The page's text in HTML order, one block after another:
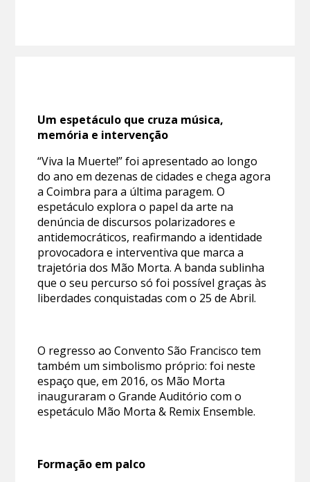
Um espetáculo que cruza música,
memória e intervenção
“Viva la Muerte!” foi apresentado ao longo
do ano em dezenas de cidades e chega agora
a Coimbra para a última paragem. O
espetáculo explora o papel da arte na
denúncia de discursos polarizadores e
antidemocráticos, reafirmando a identidade
provocadora e interventiva que marca a
trajetória dos Mão Morta. A banda sublinha
que o seu percurso só foi possível graças às
liberdades conquistadas com o 25 de Abril.
O regresso ao Convento São Francisco tem
também um simbolismo próprio: foi neste
espaço que, em 2016, os Mão Morta
inauguraram o Grande Auditório com o
espetáculo Mão Morta & Remix Ensemble.
Formação em palco